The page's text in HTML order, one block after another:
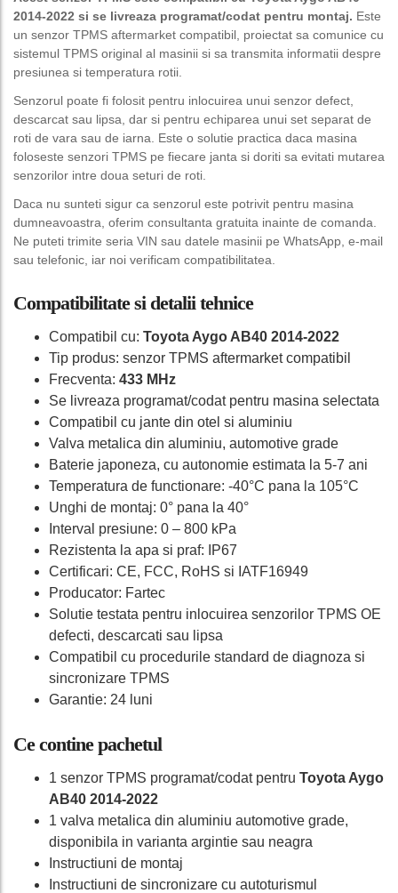
2014-2022 si se livreaza programat/codat pentru montaj. Este
un senzor TPMS aftermarket compatibil, proiectat sa comunice cu
sistemul TPMS original al masinii si sa transmita informatii despre
presiunea si temperatura rotii.
Senzorul poate fi folosit pentru inlocuirea unui senzor defect,
descarcat sau lipsa, dar si pentru echiparea unui set separat de
roti de vara sau de iarna. Este o solutie practica daca masina
foloseste senzori TPMS pe fiecare janta si doriti sa evitati mutarea
senzorilor intre doua seturi de roti.
Daca nu sunteti sigur ca senzorul este potrivit pentru masina
dumneavoastra, oferim consultanta gratuita inainte de comanda.
Ne puteti trimite seria VIN sau datele masinii pe WhatsApp, e-mail
sau telefonic, iar noi verificam compatibilitatea.
Compatibilitate si detalii tehnice
Compatibil cu: Toyota Aygo AB40 2014-2022
Tip produs: senzor TPMS aftermarket compatibil
Frecventa: 433 MHz
Se livreaza programat/codat pentru masina selectata
Compatibil cu jante din otel si aluminiu
Valva metalica din aluminiu, automotive grade
Baterie japoneza, cu autonomie estimata la 5-7 ani
Temperatura de functionare: -40°C pana la 105°C
Unghi de montaj: 0° pana la 40°
Interval presiune: 0 – 800 kPa
Rezistenta la apa si praf: IP67
Certificari: CE, FCC, RoHS si IATF16949
Producator: Fartec
Solutie testata pentru inlocuirea senzorilor TPMS OE
defecti, descarcati sau lipsa
Compatibil cu procedurile standard de diagnoza si
sincronizare TPMS
Garantie: 24 luni
Ce contine pachetul
1 senzor TPMS programat/codat pentru Toyota Aygo
AB40 2014-2022
1 valva metalica din aluminiu automotive grade,
disponibila in varianta argintie sau neagra
Instructiuni de montaj
Instructiuni de sincronizare cu autoturismul